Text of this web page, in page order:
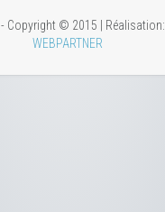
Copyright © 2015 | Réalisation:
WEBPARTNER